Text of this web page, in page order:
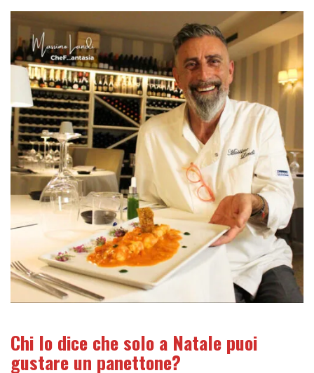
Chi lo dice che solo a Natale puoi
gustare un panettone?